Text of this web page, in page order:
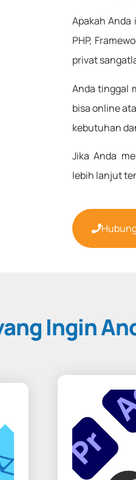
Apakah
PHP,
privat
Anda tinggal
bisa online
kebutuhan
Jika Anda
lebih lanjut
Ingin